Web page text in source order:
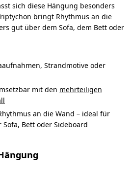
sich diese Hängung besonders
bringt Rhythmus an die
gut über dem Sofa, dem Bett oder
Strandmotive oder
mit den mehrteiligen
an die Wand – ideal für
Bett oder Sideboard